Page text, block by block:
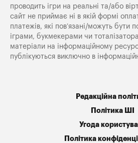
проводить ігри на реальні та/або
сайт не приймає ні в якій формі
платежів, які пов’язані/можуть бути
іграми, букмекерами чи
матеріали на інформаційному
публікуються виключно в
Редакційна
Політика ШІ
Угода
Політика